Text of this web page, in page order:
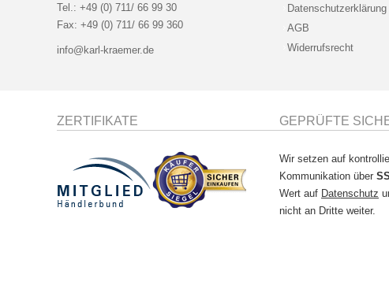
Tel.: +49 (0) 711/ 66 99 30
Fax: +49 (0) 711/ 66 99 360
info@karl-kraemer.de
Datenschutzerklärung
AGB
Widerrufsrecht
ZERTIFIKATE GEPRÜFTE
Wir setzen auf
Kommunikation über
Wert auf Datenschutz
nicht an Dritte weiter.